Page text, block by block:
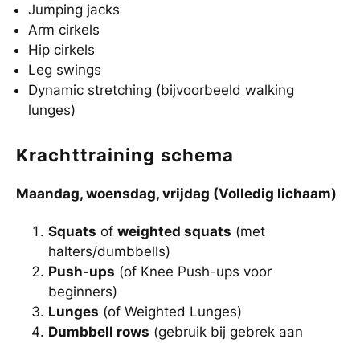
Jumping jacks
Arm cirkels
Hip cirkels
Leg swings
Dynamic stretching (bijvoorbeeld walking
lunges)
Krachttraining schema
Maandag, woensdag, vrijdag (Volledig lichaam)
Squats of weighted squats (met
halters/dumbbells)
Push-ups (of Knee Push-ups voor
beginners)
Lunges (of Weighted Lunges)
Dumbbell rows (gebruik bij gebrek aan